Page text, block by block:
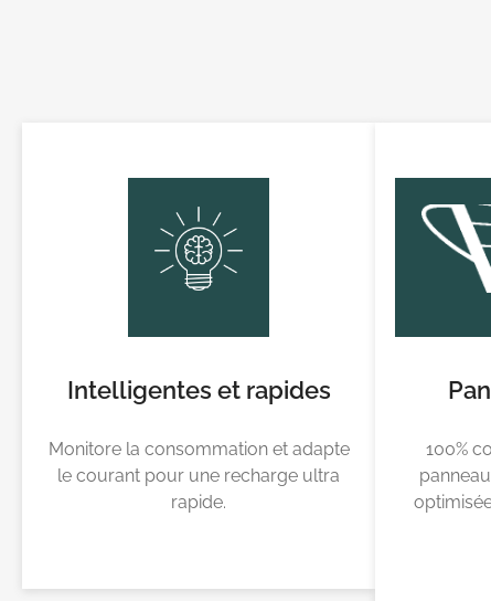
Intelligentes et rapides
Monitore la consommation et adapte
le courant pour une recharge ultra
rapide.
100%